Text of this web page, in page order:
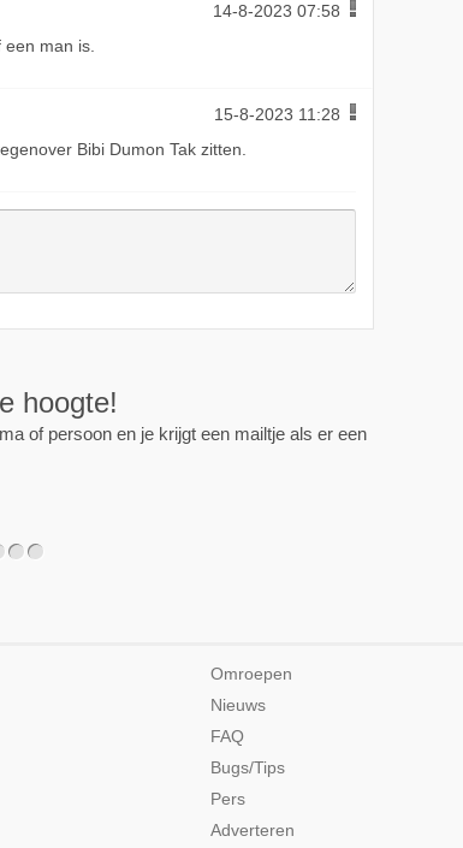
14-8-2023 07:58
man is.
15-8-2023 11:28
Bibi Dumon Tak zitten.
hoogte!
of persoon en je krijgt een mailtje als er een
Omroepen
Nieuws
FAQ
Bugs/Tips
Pers
Adverteren